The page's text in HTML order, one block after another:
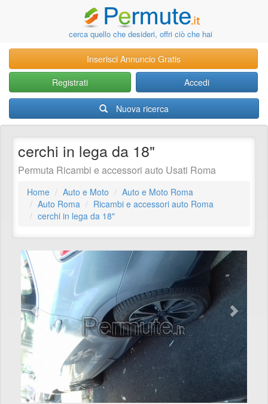
cerca quello che desideri, offri ciò che hai
Inserisci Annuncio Gratis
Registrati
Accedi
Nuova ricerca
cerchi in lega da 18"
Permuta Ricambi e accessori auto Usati Roma
Home Auto e Moto
Auto e Moto Roma
Auto Roma
Ricambi e accessori auto Roma
cerchi in lega da 18"